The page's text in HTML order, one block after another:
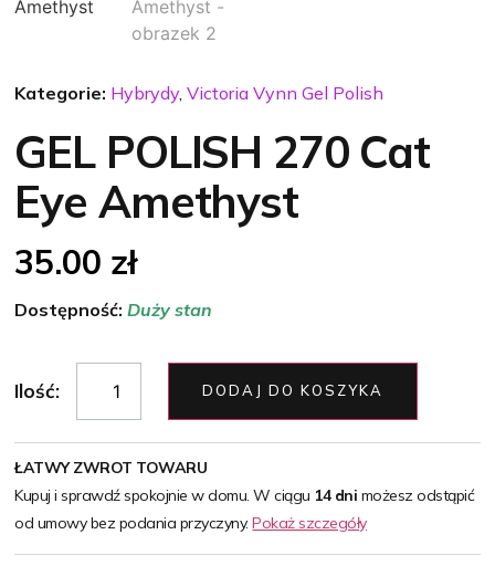
Kategorie: Hybrydy,Victoria Vynn Gel Polish
GEL POLISH 270 Cat
Eye Amethyst
35.00 zł
Dostępność:Duży stan
Ilość: DODAJ DO KOSZYKA
ŁATWY ZWROT TOWARU
Kupuj i sprawdź spokojnie w domu. W ciągu 14 dni możesz odstąpić
od umowy bez podania przyczyny.Pokaż szczegóły